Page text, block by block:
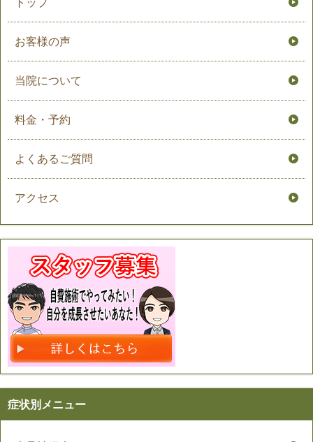
トップ
お客様の声
当院について
料金・予約
よくあるご質問
アクセス
症状別メニュー